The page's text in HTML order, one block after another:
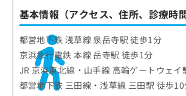
基本情報（アクセス、住所、診療時間
都営地下鉄 浅草線 泉岳寺駅 徒歩1分
京浜急行電鉄 本線 岳寺駅 徒歩1分
JR 京浜東北線・山手線 高輪ゲートウェイ
都営地下鉄 三田線・浅草線 三田駅 徒歩